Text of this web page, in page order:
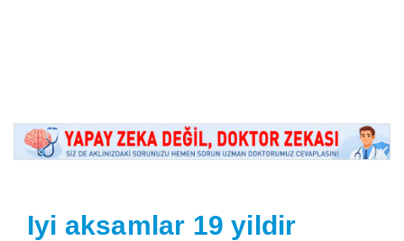
Iyi aksamlar 19 yildir